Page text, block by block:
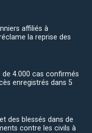
affiliés à
la reprise des
de 4.000 cas confirmés
enregistrés dans 5
des blessés dans de
contre les civils à